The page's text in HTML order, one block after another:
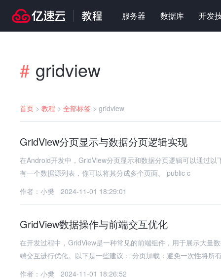
服务器 数据库 开发
# gridview
首页 > 教程 > 全部标签 > gridview
GridView分页显示与数据分页逻辑实现
在Android开发中，GridView分页显示和数据分页逻辑可以通过
有一个数据源列表，你可以将其分成多个页面。 public c
作者：小樊
2024-11-01 18:29:01
GridView数据操作与前端交互优化
在开发过程中，GridView是一种常见的前端组件，用于展示大量
端交互进行优化。以下是一些建议： 分页加载：避免一次性
作者：小樊
2024-11-01 18:26:52